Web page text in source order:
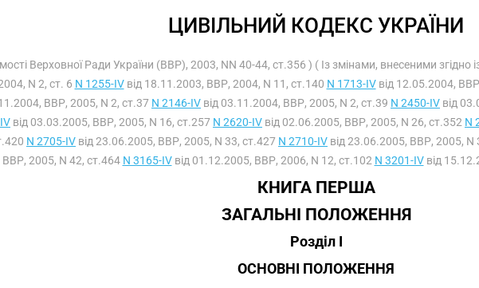
ЦИВІЛЬНИЙ КОДЕКС УКРАЇНИ
Верховної Ради України (ВВР), 2003, NN 40-44, ст.356 ) ( Із змінами, внесеними згідно
N 2, ст. 6 N 1255-IVвід 18.11.2003, ВВР, 2004, N 11, ст.140 N 1713-IVвід 12.05.2004,
ВВР, 2005, N 2, ст.37 N 2146-IV від 03.11.2004, ВВР, 2005, N 2, ст.39 N 2450-IV від
від 03.03.2005, ВВР, 2005, N 16, ст.257 N 2620-IV від 02.06.2005, ВВР, 2005, N 26, ст.352 N
N 2705-IV від 23.06.2005, ВВР, 2005, N 33, ст.427 N 2710-IV від 23.06.2005, ВВР, 2005, N
ВВР, 2005, N 42, ст.464 N 3165-IVвід 01.12.2005, ВВР, 2006, N 12, ст.102 N 3201-IVвід
КНИГА ПЕРША
ЗАГАЛЬНІ ПОЛОЖЕННЯ
Розділ I
ОСНОВНІ ПОЛОЖЕННЯ